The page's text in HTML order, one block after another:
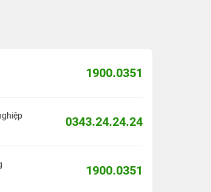
1900.0351
0343.24.24.24
1900.0351